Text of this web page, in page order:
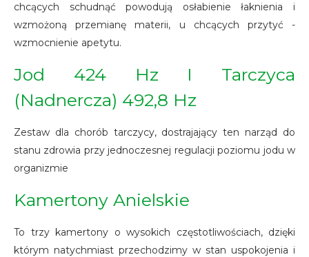
chcących schudnąć powodują osłabienie łaknienia i
wzmożoną przemianę materii, u chcących przytyć -
wzmocnienie apetytu.
Jod 424 Hz I Tarczyca
(Nadnercza) 492,8 Hz
Zestaw dla chorób tarczycy, dostrajający ten narząd do
stanu zdrowia przy jednoczesnej regulacji poziomu jodu w
organizmie
Kamertony Anielskie
To trzy kamertony o wysokich częstotliwościach, dzięki
którym natychmiast przechodzimy w stan uspokojenia i